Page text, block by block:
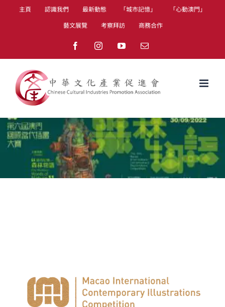
主頁 認識我們 最新動態 「城市記憶」
「心動澳門」
藝文展覽
考察拜訪 商務合作
FacebookInstagramYouTubeEmail